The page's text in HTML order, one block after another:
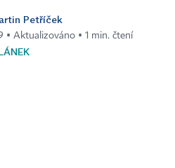
Petříček
▪ Aktualizováno ▪ 1 min. čtení